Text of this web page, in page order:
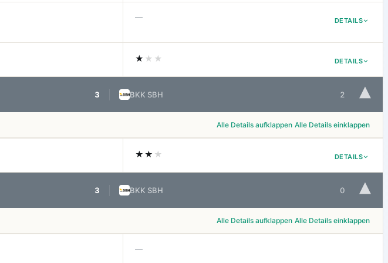
DETAILS
—
DETAILS
★ ★★
3 BKK SBH 2 ▾
Alle Details aufklappen Alle Details einklappen
DETAILS
★★ ★
3 BKK SBH 0 ▾
Alle Details aufklappen Alle Details einklappen
—